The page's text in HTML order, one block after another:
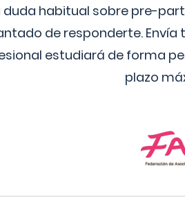
duda habitual sobre pre-
de responderte.
estudiará de forma
plazo